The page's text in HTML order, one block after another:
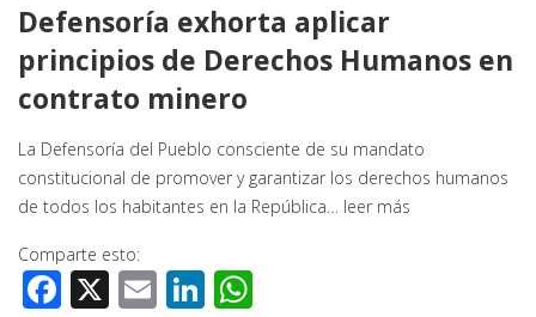
Defensoría exhorta aplicar
principios de Derechos Humanos en
contrato minero
La Defensoría del Pueblo consciente de su mandato
constitucional de promover y garantizar los derechos humanos
de todos los habitantes en la República… leer más
Comparte esto:
Facebook
X EmailLinkedIn